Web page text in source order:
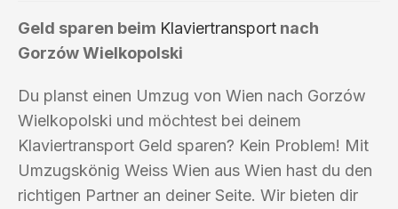
Geld sparen beim Klaviertransport nach
Gorzów Wielkopolski
Du planst einen Umzug von Wien nach Gorzów
Wielkopolski und möchtest bei deinem
Klaviertransport Geld sparen? Kein Problem! Mit
Umzugskönig Weiss Wien aus Wien hast du den
richtigen Partner an deiner Seite. Wir bieten dir